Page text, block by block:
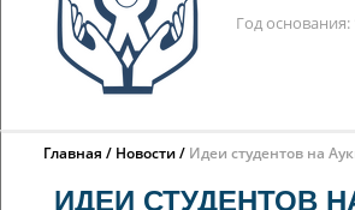
Год основания
Главная Новости Идеи студентов на
ИДЕИ СТУДЕНТОВ